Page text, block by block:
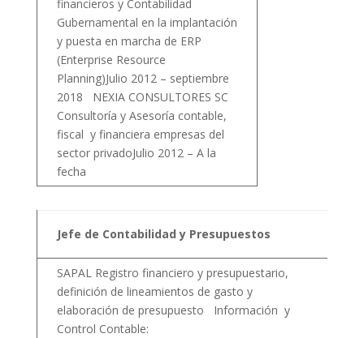
financieros y Contabilidad
Gubernamental en la implantación
y puesta en marcha de ERP
(Enterprise Resource
Planning)Julio 2012 – septiembre
2018 NEXIA CONSULTORES SC
Consultoría y Asesoría contable,
fiscal y financiera empresas del
sector privadoJulio 2012 – A la
fecha
Jefe de Contabilidad y Presupuestos
SAPAL Registro financiero y presupuestario,
definición de lineamientos de gasto y
elaboración de presupuesto Información y
Control Contable: